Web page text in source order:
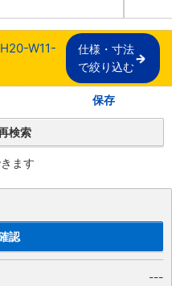
W11-
仕様・寸法
で絞り込む
保存
検索
ます
認
---